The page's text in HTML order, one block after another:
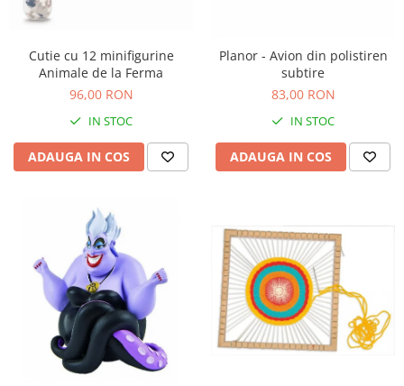
Nisip kinetic
Proiector pentru copii
Instrumente muzicale pentru copii
Caruseluri muzicale
Storytelling
Papusi de mana
Casa de papusi
Bormasina magica
Costum Halloween Copii
Papusi si Bebelusi Reborn
Animale de jucarie
Jucarii cu Dinozauri
Cadou copii 8 ani
Cadou copii 9 ani
Cadou copii 10 ani
Cadou copii 11 ani
Cadou copii 12 ani
Cutie cu 12 minifigurine
Animale de la Ferma
96,00 RON
IN STOC
ADAUGA IN COS
Planor - Avion din polistiren
subtire
83,00 RON
IN STOC
ADAUGA IN COS